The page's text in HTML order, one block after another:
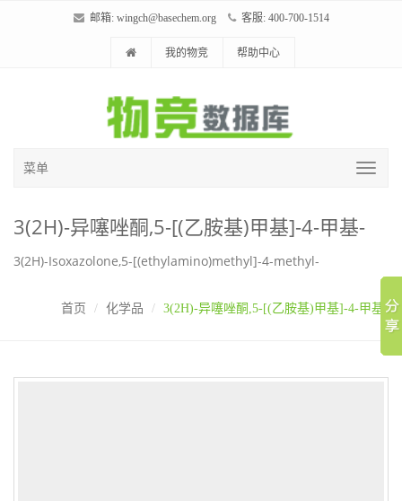
邮箱: wingch@basechem.org 客服: 400-700-1514
我的物竞 帮助中心
菜单
3(2H)-异噻唑酮,5-[(乙胺基)甲基]-4-甲基-
3(2H)-Isoxazolone,5-[(ethylamino)methyl]-4-methyl-
首页 化学品 3(2H)-异噻唑酮,5-[(乙胺基)甲基]-4-甲基-